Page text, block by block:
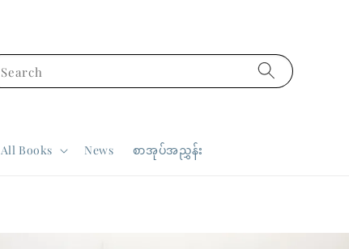
Search
All Books News စာအုပ်အညွှန်း